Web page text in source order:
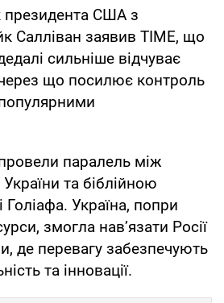
президента США з
Салліван заявив TIME, що
сильніше відчуває
через що посилює контроль
паралель між
та біблійною
Голіафа. Україна, попри
змогла нав’язати Росії
де перевагу забезпечують
та інновації.